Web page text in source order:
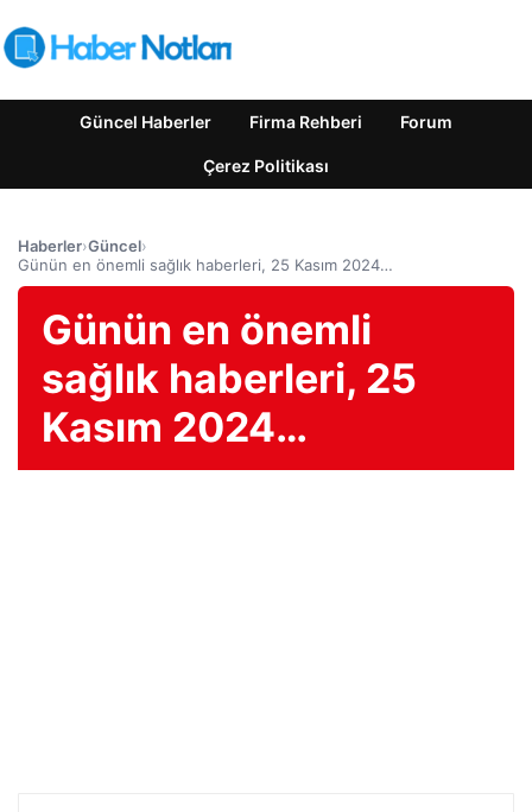
Güncel Haberler Firma Rehberi Forum
Çerez Politikası
Haberler›Güncel›
Günün en önemli sağlık haberleri, 25 Kasım 2024…
Günün en önemli
sağlık haberleri, 25
Kasım 2024…